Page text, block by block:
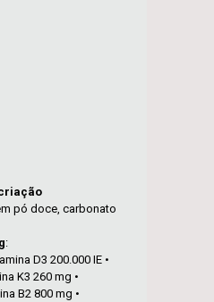
criação
pó doce, carbonato
:
D3 200.000 IE •
K3 260 mg •
B2 800 mg •